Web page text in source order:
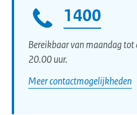
1400
Bereikbaar van maandag
20.00 uur.
Meer contactmogelijkheden